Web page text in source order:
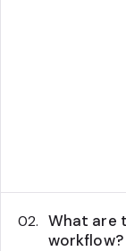
02. What are
workflow?